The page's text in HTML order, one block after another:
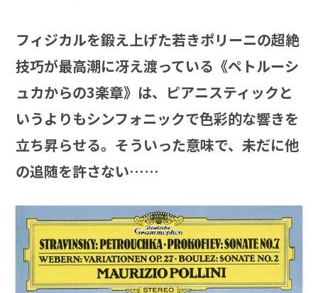
フィジカルを鍛え上げた若きポリーニの超絶
技巧が最高潮に冴え渡っている《ペトルーシ
ュカからの3楽章》は、ピアニスティックと
いうよりもシンフォニックで色彩的な響きを
立ち昇らせる。そういった意味で、未だに他
の追随を許さない……